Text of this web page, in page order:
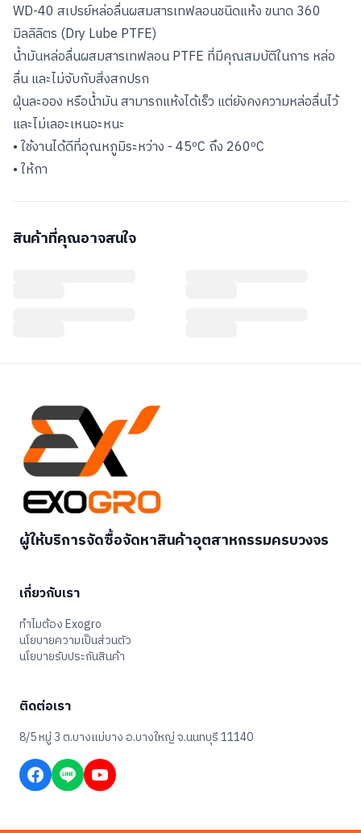
WD-40 สเปรย์หล่อลื่นผสมสารเทฟลอนชนิดแห้ง ขนาด 360
มิลลิลิตร (Dry Lube PTFE)
น้ำมันหล่อลื่นผสมสารเทฟลอน PTFE ที่มีคุณสมบัติในการ หล่อ
ลื่น และไม่จับกับสิ่งสกปรก
ฝุ่นละออง หรือน้ำมัน สามารถแห้งได้เร็ว แต่ยังคงความหล่อลื่นไว้
และไม่เลอะเหนอะหนะ
• ใช้งานได้ดีที่อุณหภูมิระหว่าง - 45ºC ถึง 260ºC
• ให้กา
สินค้าที่คุณอาจสนใจ
ผู้ให้บริการจัดซื้อจัดหาสินค้าอุตสาหกรรมครบวงจร
เกี่ยวกับเรา
ทำไมต้อง Exogro
นโยบายความเป็นส่วนตัว
นโยบายรับประกันสินค้า
ติดต่อเรา
8/5 หมู่ 3 ต.บางแม่บาง อ.บางใหญ่ จ.นนทบุรี 11140